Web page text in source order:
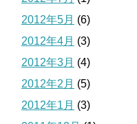
2012年5月 (6)
2012年4月 (3)
2012年3月 (4)
2012年2月 (5)
2012年1月 (3)